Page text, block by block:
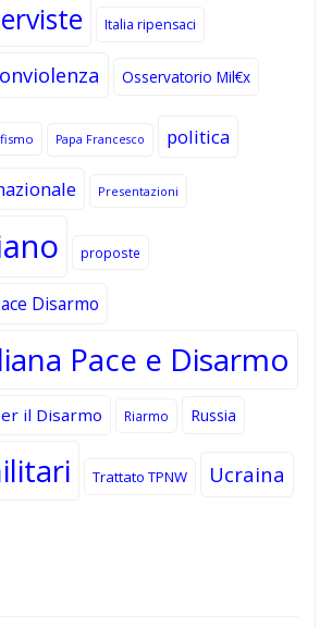
Italia ripensaci
Osservatorio Mil€x
Papa Francesco politica
Presentazioni
proposte
Disarmo
Pace e Disarmo
il Disarmo Riarmo Russia
Trattato TPNW Ucraina